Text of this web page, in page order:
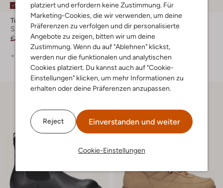
platziert und erfordern keine Zustimmung. Für
Marketing-Cookies, die wir verwenden, um deine
Präferenzen zu verfolgen und dir personalisierte
Angebote zu zeigen, bitten wir um deine
Zustimmung. Wenn du auf "Ablehnen" klickst,
werden nur die funktionalen und analytischen
Cookies platziert. Du kannst auch auf "Cookie-
Einstellungen" klicken, um mehr Informationen zu
erhalten oder deine Präferenzen anzupassen.
Reject Einverstanden und weiter
Cookie-Einstellungen
-50%
Tommy Hilfiger
Snowboots
€ 159,95 € 79,99
+ mehr farben
-20%
Tommy Hilfiger
Schnürboots
€ 99,95 € 79,99